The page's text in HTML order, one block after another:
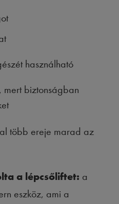
használható
biztonságban
több ereje marad az
a lépcsőliftet: a
eszköz, ami a